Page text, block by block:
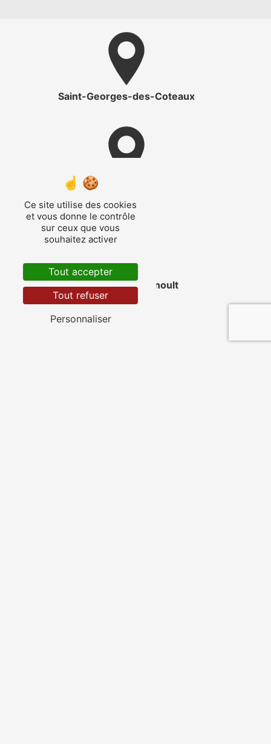
Saint-Georges-des-Coteaux
Pont-l'Abbé-d'Arnoult
Ce site utilise des cookies
et vous donne le contrôle
sur ceux que vous
souhaitez activer
Tout accepter
Tout refuser
Personnaliser